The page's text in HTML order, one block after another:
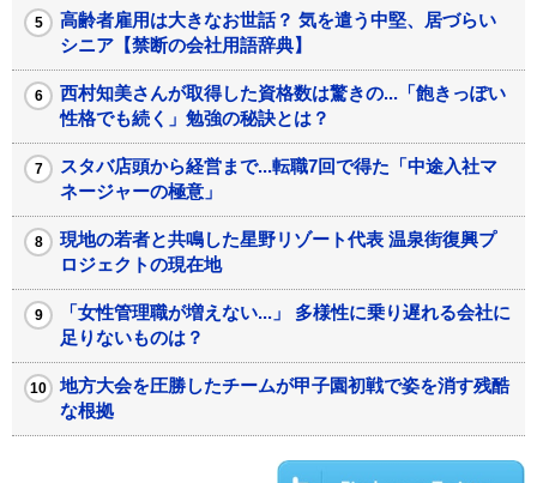
高齢者雇用は大きなお世話？ 気を遣う中堅、居づらい
シニア【禁断の会社用語辞典】
西村知美さんが取得した資格数は驚きの...「飽きっぽい
性格でも続く」勉強の秘訣とは？
スタバ店頭から経営まで...転職7回で得た「中途入社マ
ネージャーの極意」
現地の若者と共鳴した星野リゾート代表 温泉街復興プ
ロジェクトの現在地
「女性管理職が増えない...」 多様性に乗り遅れる会社に
足りないものは？
地方大会を圧勝したチームが甲子園初戦で姿を消す残酷
な根拠